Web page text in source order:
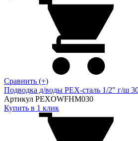
Сравнить (+)
Подводка д/воды PEX-сталь 1/2" г/ш
Артикул PEXOWFHM030
Купить в 1 клик